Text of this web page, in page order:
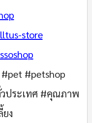
store
#petshop
ประเทศ #คุณภาพ
ง